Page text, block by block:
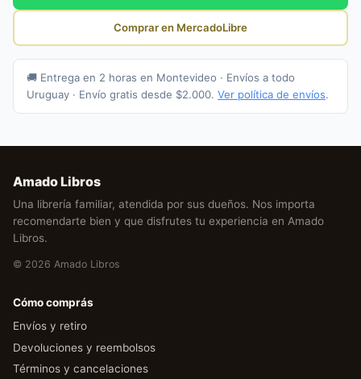
Comprar en MercadoLibre
🚚 Entrega en 2 horas en Montevideo · Envíos a todo
Uruguay · Envío gratis desde $2.000. Ver política de envíos.
Amado Libros
Una librería familiar, atendida por sus dueños. Nos importa
recomendarte bien y que disfrutes tu experiencia en Amado
Libros.
© 2026 Amado Libros
Cómo comprás
Envíos y retiro
Devoluciones y reembolsos
Términos y cancelaciones